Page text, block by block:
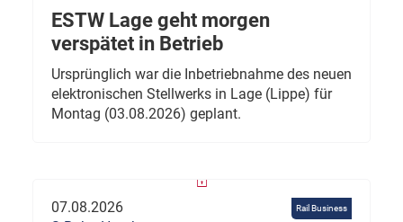
ESTW Lage geht morgen
verspätet in Betrieb
Ursprünglich war die Inbetriebnahme des neuen
elektronischen Stellwerks in Lage (Lippe) für
Montag (03.08.2026) geplant.
Rail Business
07.08.2026